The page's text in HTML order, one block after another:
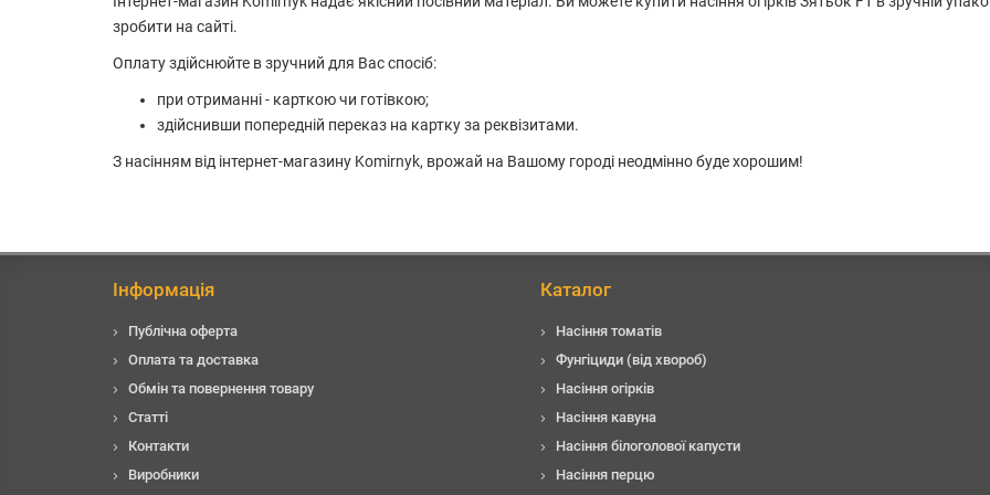
зробити на сайті.
Оплату здійснюйте в зручний для Вас спосіб:
при отриманні - карткою чи готівкою;
здійснивши попередній переказ на картку за реквізитами.
З насінням від інтернет-магазину Komirnyk, врожай на Вашому городі неодмінно буде хорошим!
Інформація
Публічна оферта
Оплата та доставка
Обмін та повернення товару
Статті
Контакти
Виробники
Каталог
Насіння томатів
Фунгіциди (від хвороб)
Насіння огірків
Насіння кавуна
Насіння білоголової капусти
Насіння перцю